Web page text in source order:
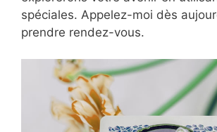
spéciales. Appelez-moi dès
prendre rendez-vous.